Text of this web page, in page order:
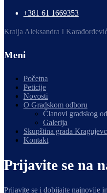
+381 61 1669353
Kralja Aleksandra I
Meni
Početna
Peticije
Novosti
O Gradskom odboru
Članovi gradskog
Galerija
Skupština grada
Kontakt
Prijavite se na
Prijavite se i dobijajte najnovije